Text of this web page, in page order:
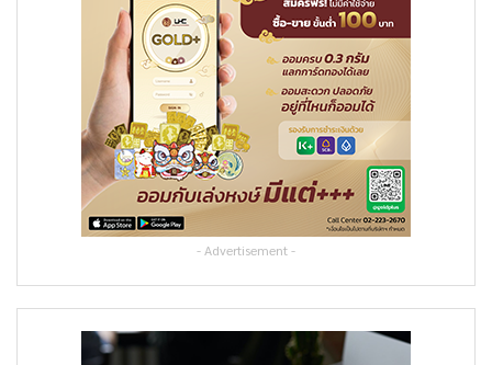
- Advertisement -